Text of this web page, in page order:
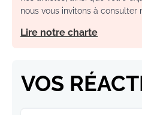
nous vous invitons à consulter
Lire notre charte
VOS